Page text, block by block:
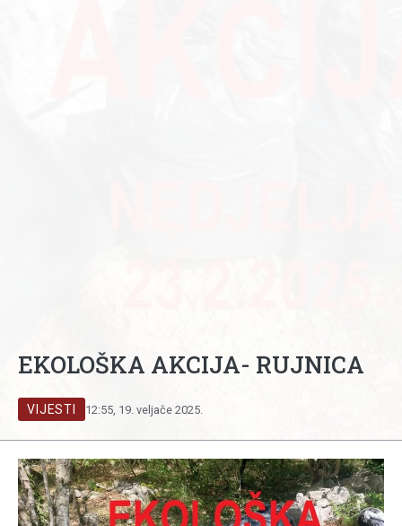
EKOLOŠKA AKCIJA- RUJNICA
VIJESTI 12:55, 19. veljače 2025.